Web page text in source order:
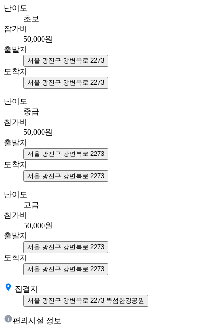
난이도
초보
참가비
50,000원
출발지
서울 광진구 강변북로 2273
도착지
서울 광진구 강변북로 2273
난이도
중급
참가비
50,000원
출발지
서울 광진구 강변북로 2273
도착지
서울 광진구 강변북로 2273
난이도
고급
참가비
50,000원
출발지
서울 광진구 강변북로 2273
도착지
서울 광진구 강변북로 2273
집결지
서울 광진구 강변북로 2273 뚝섬한강공원
편의시설 정보